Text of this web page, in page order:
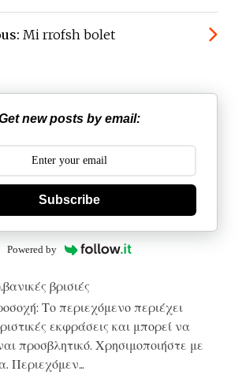
Mi rrofsh bolet
new posts by email:
Subscribe
Powered by
βρισιές
Το περιεχόμενο περιέχει
εκφράσεις και μπορεί να
προσβλητικό. Χρησιμοποιήστε με
Περιεχόμεν...